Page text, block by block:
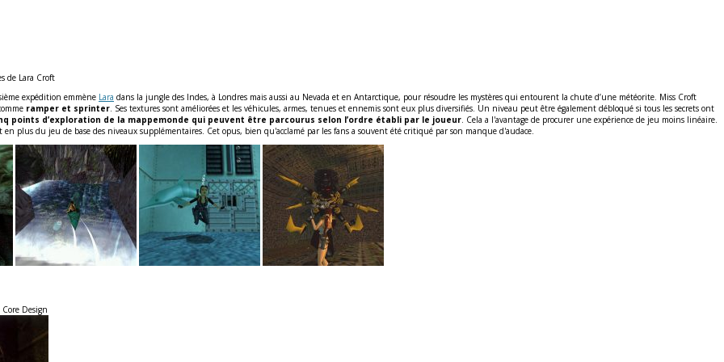
de Lara Croft
expédition emmène Lara dans la jungle des Indes, à Londres mais aussi au Nevada et en Antarctique, pour résoudre les mystères qui entourent la chute d’une météorite. Miss Croft
ramper et sprinter . Ses textures sont améliorées et les véhicules, armes, tenues et ennemis sont eux plus diversifiés. Un niveau peut être également débloqué si tous les secrets ont
points d’exploration de la mappemonde qui peuvent être parcourus selon l’ordre établi par le joueur . Cela a l'avantage de procurer une expérience de jeu moins linéaire.
plus du jeu de base des niveaux supplémentaires. Cet opus, bien qu'acclamé par les fans a souvent été critiqué par son manque d'audace.
Design